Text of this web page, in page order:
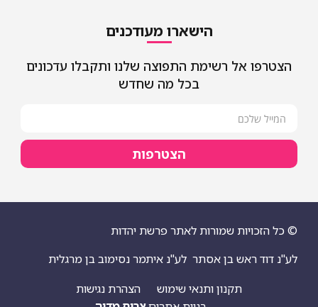
הישארו מעודכנים
הצטרפו אל רשימת התפוצה שלנו ותקבלו עדכונים
בכל מה שחדש
הצטרפות
© כל הזכויות שמורות לאתר פרשת יהדות
לע"נ דוד ראש בן אסתר לע"נ איתמר נסימוב בן מרגלית
תקנון ותנאי שימוש
הצהרת נגישות